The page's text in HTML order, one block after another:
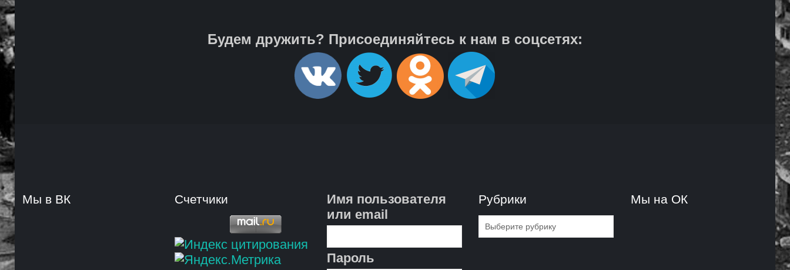
Будем дружить? Присоединяйтесь к нам в соцсетях:
Мы в ВК Счетчики
Имя пользователя
или email
Пароль
Рубрики
Рубрики
Мы на ОК